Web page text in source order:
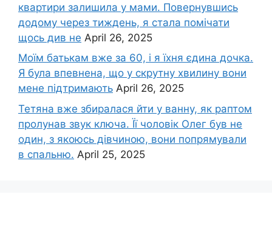
квартири залишила у мами. Повернувшись
додому через тиждень, я стала помічати
щось див не April 26, 2025
Моїм батькам вже за 60, і я їхня єдина дочка.
Я була впевнена, що у скрутну хвилину вони
мене підтримають April 26, 2025
Тетяна вже збиралася йти у ванну, як раптом
пролунав звук ключа. Її чоловік Олег був не
один, з якоюсь дівчиною, вони попрямували
в спальню. April 25, 2025